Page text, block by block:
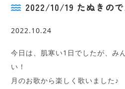
2022/10/19 たぬきの
2022.10.24
今日は、肌寒い1日でしたが、み
い！
月のお歌から楽しく歌いました♪